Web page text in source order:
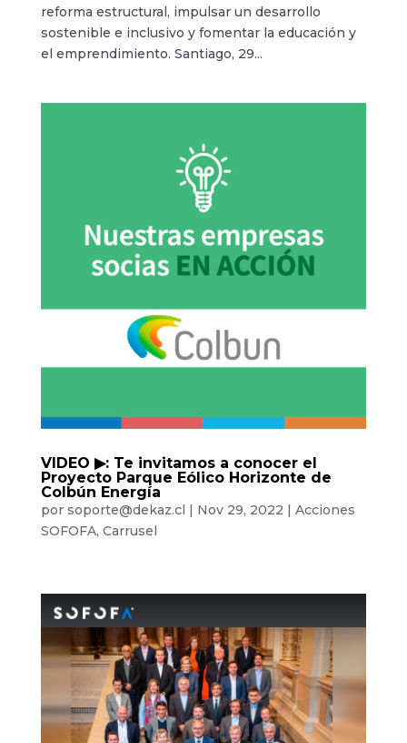
reforma estructural, impulsar un desarrollo
sostenible e inclusivo y fomentar la educación y
el emprendimiento. Santiago, 29...
VIDEO ▶: Te invitamos a conocer el
Proyecto Parque Eólico Horizonte de
Colbún Energía
por soporte@dekaz.cl | Nov 29, 2022 | Acciones
SOFOFA, Carrusel